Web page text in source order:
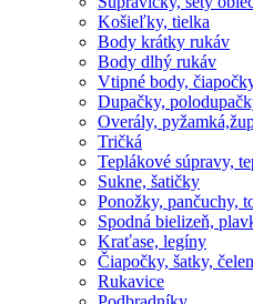
Košieľky, tielka
Body krátky rukáv
Body dlhý rukáv
Vtipné body,
Dupačky,
Overály,
Tričká
Teplákové súpravy,
Sukne, šatičky
Ponožky, pančuchy,
Spodná bielizeň,
Kraťase, legíny
Čiapočky, šatky,
Rukavice